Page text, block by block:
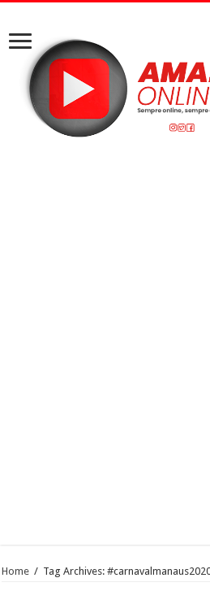
Home / Tag Archives: